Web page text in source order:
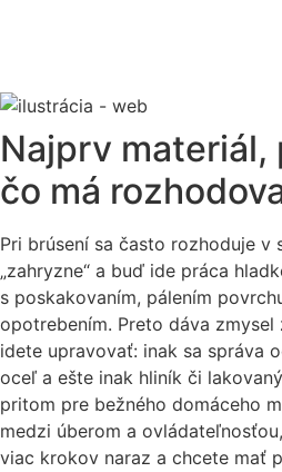
Najprv materiál,
čo má
Pri brúsení sa často rozhoduje v
„zahryzne“ a buď ide práca
s poskakovaním, pálením
opotrebením. Preto dáva
idete upravovať: inak sa správa
oceľ a ešte inak hliník či
pritom pre bežného domáceho
medzi úberom a
viac krokov naraz a chcete mať